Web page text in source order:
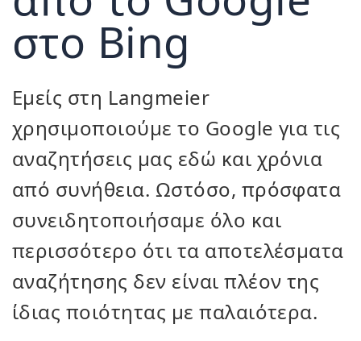
στο Bing
Εμείς στη Langmeier
χρησιμοποιούμε το Google για τις
αναζητήσεις μας εδώ και χρόνια
από συνήθεια. Ωστόσο, πρόσφατα
συνειδητοποιήσαμε όλο και
περισσότερο ότι τα αποτελέσματα
αναζήτησης δεν είναι πλέον της
ίδιας ποιότητας με παλαιότερα.